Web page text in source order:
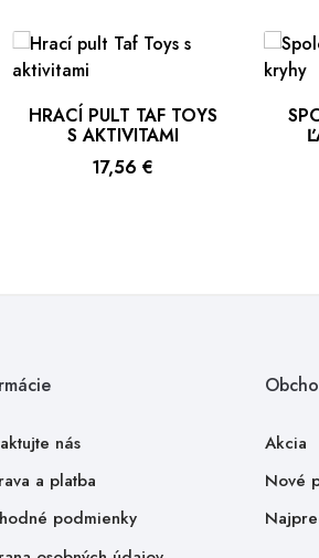
HRACÍ PULT TAF TOYS
S AKTIVITAMI
Cena
17,56 €
nás
a platba
podmienky
Akcia
Nové